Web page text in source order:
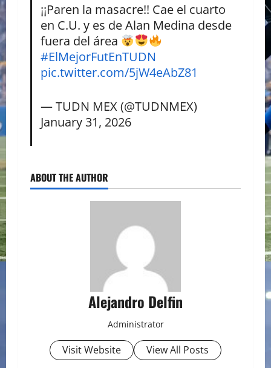
¡¡Paren la masacre!! Cae el cuarto
en C.U. y es de Alan Medina desde
fuera del área
#ElMejorFutEnTUDN
pic.twitter.com/5jW4eAbZ81
— TUDN MEX (@TUDNMEX)
January 31, 2026
ABOUT THE AUTHOR
Alejandro Delfin
Administrator
Visit Website View All Posts